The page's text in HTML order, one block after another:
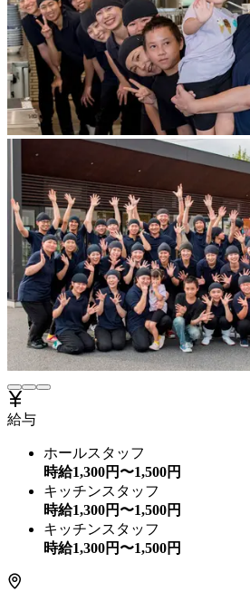
給与
ホールスタッフ
時給1,300円〜1,500円
キッチンスタッフ
時給1,300円〜1,500円
キッチンスタッフ
時給1,300円〜1,500円